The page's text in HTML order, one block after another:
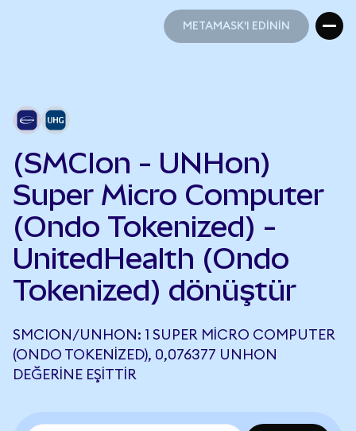
METAMASK'I EDİNİN
(SMCIon - UNHon)
Super Micro Computer
(Ondo Tokenized) -
UnitedHealth (Ondo
Tokenized) dönüştür
SMCION/UNHON: 1 SUPER MICRO COMPUTER
(ONDO TOKENIZED), 0,076377 UNHON
DEĞERINE EŞITTIR